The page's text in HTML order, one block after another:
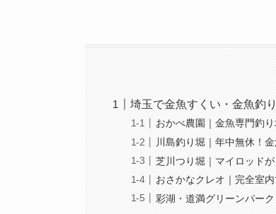
埼玉で金魚すくい・金魚釣
おかべ農園｜金魚専門釣
川島釣り堀｜年中無休！
芝川つり堀｜マイロッドが
おさかなクレオ｜完全室
彩湖・道満グリーンパー